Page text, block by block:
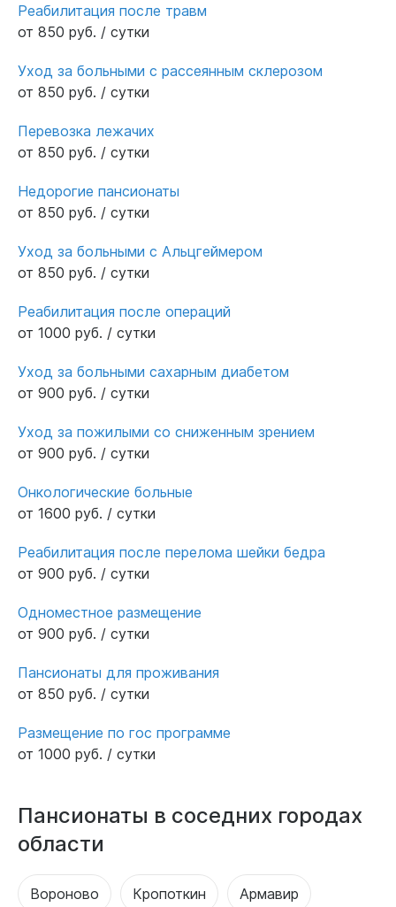
Реабилитация после травм
от 850 руб. / сутки
Уход за больными с рассеянным склерозом
от 850 руб. / сутки
Перевозка лежачих
от 850 руб. / сутки
Недорогие пансионаты
от 850 руб. / сутки
Уход за больными с Альцгеймером
от 850 руб. / сутки
Реабилитация после операций
от 1000 руб. / сутки
Уход за больными сахарным диабетом
от 900 руб. / сутки
Уход за пожилыми со сниженным зрением
от 900 руб. / сутки
Онкологические больные
от 1600 руб. / сутки
Реабилитация после перелома шейки бедра
от 900 руб. / сутки
Одноместное размещение
от 900 руб. / сутки
Пансионаты для проживания
от 850 руб. / сутки
Размещение по гос программе
от 1000 руб. / сутки
Пансионаты в соседних городах
области
Вороново Кропоткин Армавир